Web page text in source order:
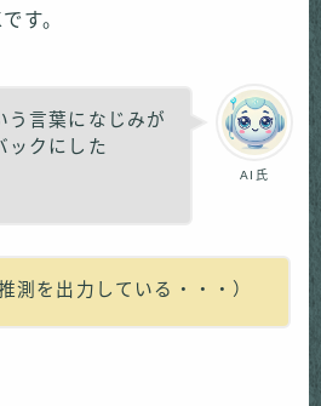
す。
AI氏
う言葉になじみが
ックにした
測を出力している・・・）